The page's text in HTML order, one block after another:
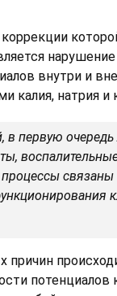
внутри и
калия, натрия и
в первую
процессы
причин
потенциалов